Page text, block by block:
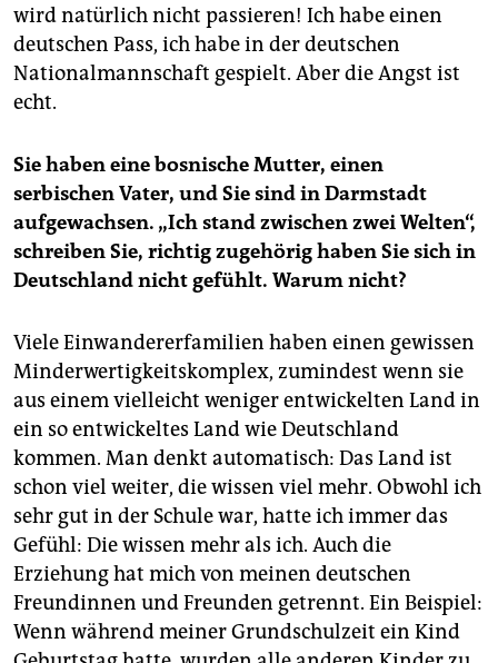
wird natürlich nicht passieren! Ich habe einen
deutschen Pass, ich habe in der deutschen
Nationalmannschaft gespielt. Aber die Angst ist
echt.
Sie haben eine bosnische Mutter, einen
serbischen Vater, und Sie sind in Darmstadt
aufgewachsen. „Ich stand zwischen zwei Welten“,
schreiben Sie, richtig zugehörig haben Sie sich in
Deutschland nicht gefühlt. Warum nicht?
Viele Einwandererfamilien haben einen gewissen
Minderwertigkeitskomplex, zumindest wenn sie
aus einem vielleicht weniger entwickelten Land in
ein so entwickeltes Land wie Deutschland
kommen. Man denkt automatisch: Das Land ist
schon viel weiter, die wissen viel mehr. Obwohl ich
sehr gut in der Schule war, hatte ich immer das
Gefühl: Die wissen mehr als ich. Auch die
Erziehung hat mich von meinen deutschen
Freundinnen und Freunden getrennt. Ein Beispiel:
Wenn während meiner Grundschulzeit ein Kind